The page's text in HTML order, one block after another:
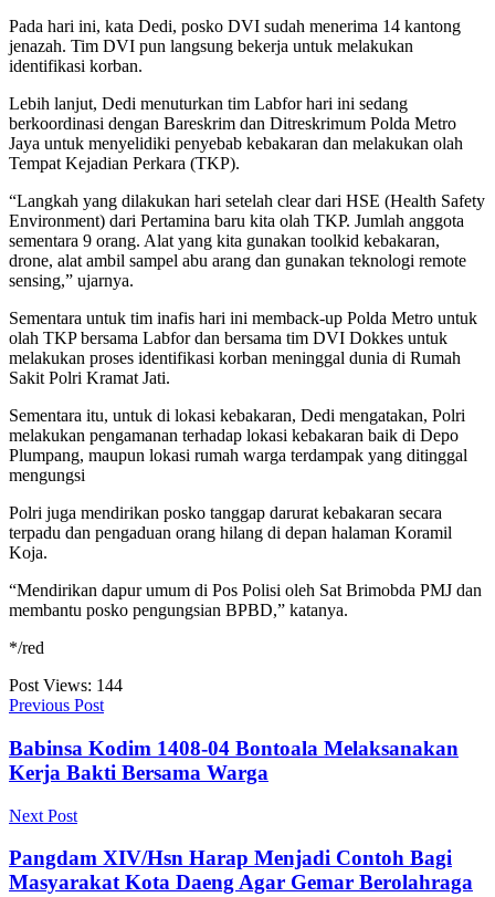
Pada hari ini, kata Dedi, posko DVI sudah menerima 14 kantong
jenazah. Tim DVI pun langsung bekerja untuk melakukan
identifikasi korban.
Lebih lanjut, Dedi menuturkan tim Labfor hari ini sedang
berkoordinasi dengan Bareskrim dan Ditreskrimum Polda Metro
Jaya untuk menyelidiki penyebab kebakaran dan melakukan olah
Tempat Kejadian Perkara (TKP).
“Langkah yang dilakukan hari setelah clear dari HSE (Health Safety
Environment) dari Pertamina baru kita olah TKP. Jumlah anggota
sementara 9 orang. Alat yang kita gunakan toolkid kebakaran,
drone, alat ambil sampel abu arang dan gunakan teknologi remote
sensing,” ujarnya.
Sementara untuk tim inafis hari ini memback-up Polda Metro untuk
olah TKP bersama Labfor dan bersama tim DVI Dokkes untuk
melakukan proses identifikasi korban meninggal dunia di Rumah
Sakit Polri Kramat Jati.
Sementara itu, untuk di lokasi kebakaran, Dedi mengatakan, Polri
melakukan pengamanan terhadap lokasi kebakaran baik di Depo
Plumpang, maupun lokasi rumah warga terdampak yang ditinggal
mengungsi
Polri juga mendirikan posko tanggap darurat kebakaran secara
terpadu dan pengaduan orang hilang di depan halaman Koramil
Koja.
“Mendirikan dapur umum di Pos Polisi oleh Sat Brimobda PMJ dan
membantu posko pengungsian BPBD,” katanya.
*/red
Post Views: 144
Previous Post
Babinsa Kodim 1408-04 Bontoala Melaksanakan
Kerja Bakti Bersama Warga
Next Post
Pangdam XIV/Hsn Harap Menjadi Contoh Bagi
Masyarakat Kota Daeng Agar Gemar Berolahraga